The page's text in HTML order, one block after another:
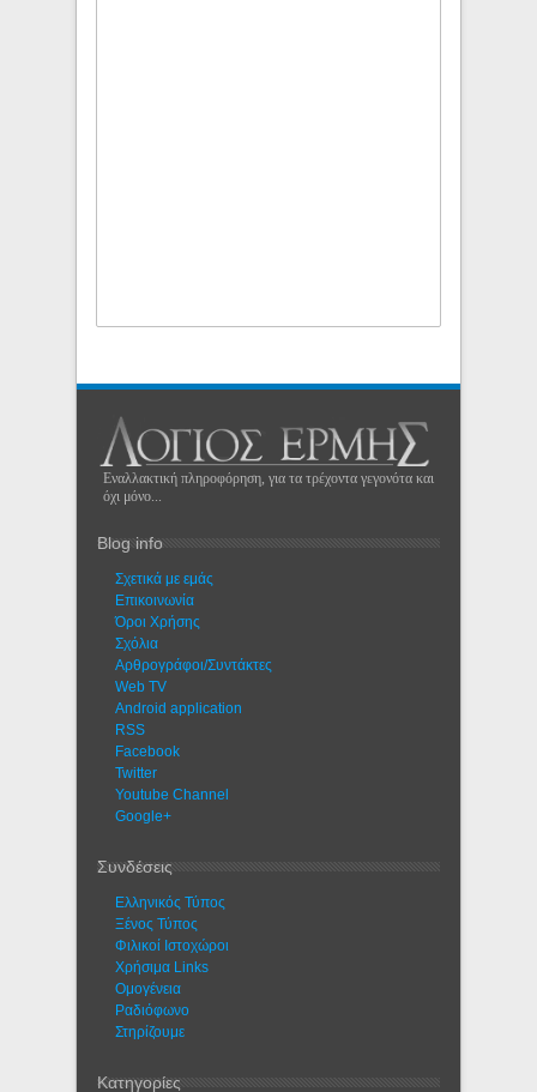
Εναλλακτική πληροφόρηση, για τα τρέχοντα γεγονότα και
όχι μόνο...
Blog info
Σχετικά με εμάς
Eπικοινωνία
Όροι Χρήσης
Σχόλια
Αρθρογράφοι/Συντάκτες
Web TV
Android application
RSS
Facebook
Twitter
Youtube Channel
Google+
Συνδέσεις
Ελληνικός Τύπος
Ξένος Τύπος
Φιλικοί Ιστοχώροι
Χρήσιμα Links
Ομογένεια
Ραδιόφωνο
Στηρίζουμε
Κατηγορίες